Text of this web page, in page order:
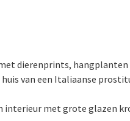
dierenprints, hangplanten
van een Italiaanse
interieur met grote glazen